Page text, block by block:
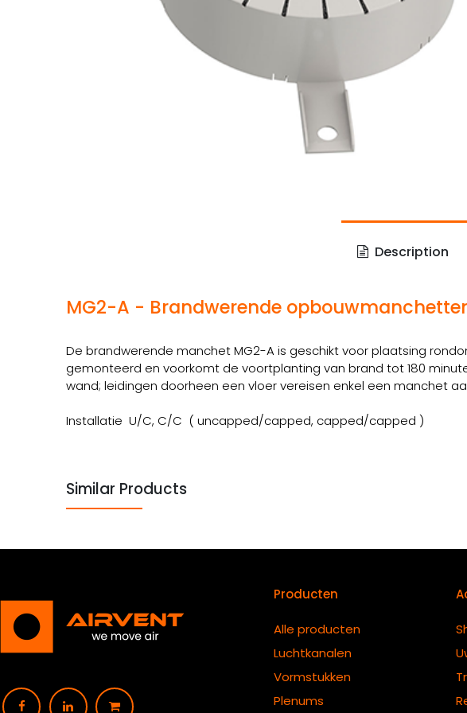
Description
MG2-A - Brandwerende
De brandwerende manchet MG2-A is geschikt voor plaatsing
gemonteerd en voorkomt de voortplanting van brand tot 180
wand; leidingen doorheen een vloer vereisen enkel een manchet
Installatie U/C, C/C ( uncapped/capped, capped/capped )
Similar Products
Producten
Alle producten
Luchtkanalen
Vormstukken
Plenums